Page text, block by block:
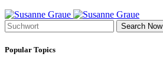
Search Now
Popular Topics